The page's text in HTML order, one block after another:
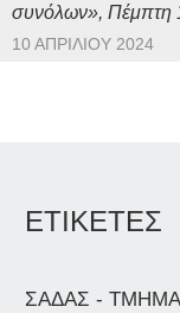
συνόλων», Πέμπτη
10 ΑΠΡΙΛΊΟΥ 2024
ΕΤΙΚΕΤΕΣ
ΣΑΔΑΣ - ΤΜΗΜΑ